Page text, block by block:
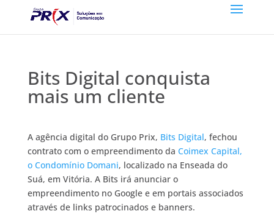
Bits Digital conquista
mais um cliente
A agência digital do Grupo Prix, Bits Digital, fechou
contrato com o empreendimento da Coimex Capital,
o Condomínio Domani, localizado na Enseada do
Suá, em Vitória. A Bits irá anunciar o
empreendimento no Google e em portais associados
através de links patrocinados e banners.